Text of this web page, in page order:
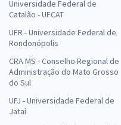
Universidade Federal de
Catalão - UFCAT
UFR - Universidade Federal de
Rondonópolis
CRA MS - Conselho Regional de
Administração do Mato Grosso
do Sul
UFJ - Universidade Federal de
Jataí